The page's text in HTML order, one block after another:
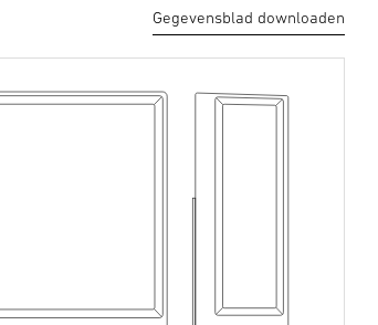
Gegevensblad downloaden